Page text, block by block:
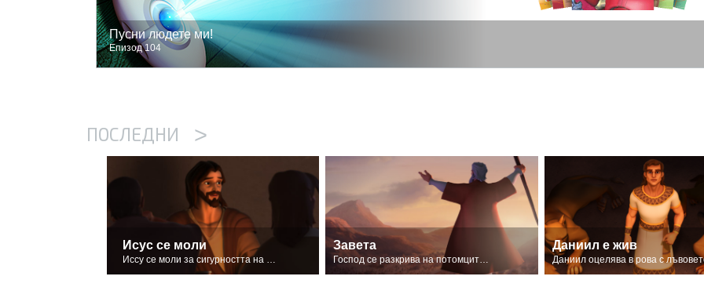
Пусни людете ми!
Епизод 104
ПОСЛЕДНИ >
Исус се моли
Иссу се моли за сигурността на своите последователи.
Завета
Господ се разкрива на потомците на Израел.
Даниил е жив
Даниил оцелява в рова с